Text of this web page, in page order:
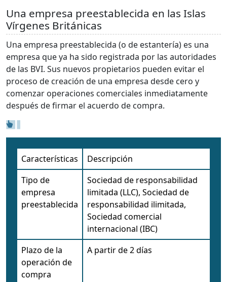
Una empresa preestablecida en las Islas
Vírgenes Británicas
Una empresa preestablecida (o de estantería) es una
empresa que ya ha sido registrada por las autoridades
de las BVI. Sus nuevos propietarios pueden evitar el
proceso de creación de una empresa desde cero y
comenzar operaciones comerciales inmediatamente
después de firmar el acuerdo de compra.
Características
Descripción
Tipo de
empresa
preestablecida
Sociedad de responsabilidad
limitada (LLC), Sociedad de
responsabilidad ilimitada,
Sociedad comercial
internacional (IBC)
Plazo de la
operación de
compra
A partir de 2 días